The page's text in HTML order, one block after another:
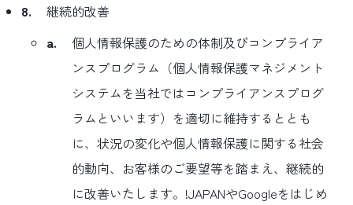
8.
継続的改善
a.
個人情報保護のための体制及びコンプライア
ンスプログラム（個人情報保護マネジメント
システムを当社ではコンプライアンスプログ
ラムといいます）を適切に維持するととも
に、状況の変化や個人情報保護に関する社会
的動向、お客様のご要望等を踏まえ、継続的
に改善いたします。!JAPANやGoogleをはじめ